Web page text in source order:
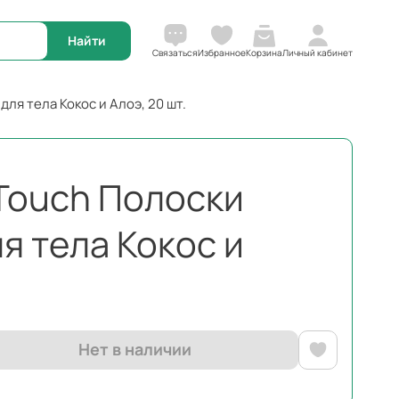
СвязатьсяИзбранноеКорзинаЛичный кабинет
тела Кокос и Алоэ, 20 шт.
Полоски
тела Кокос и
Нет в наличии